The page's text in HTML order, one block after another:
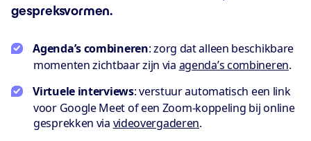
gespreksvormen.
Agenda’s combineren: zorg dat alleen beschikbare
momenten zichtbaar zijn via agenda’s combineren.
Virtuele interviews: verstuur automatisch een link
voor Google Meet of een Zoom-koppeling bij online
gesprekken via videovergaderen.